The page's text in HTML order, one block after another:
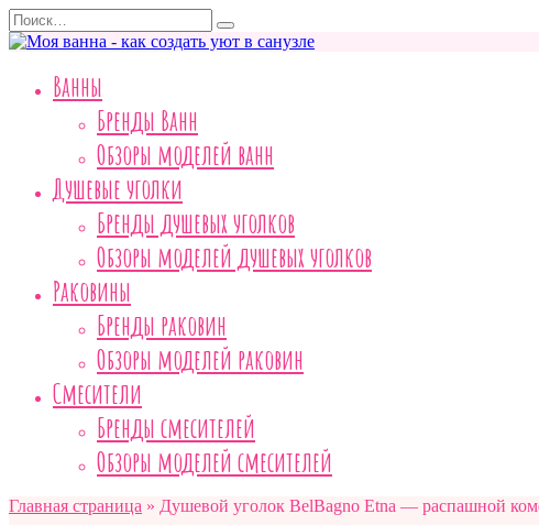
Перейти
к
Search
for:
Ванны
Бренды Ванн
Обзоры моделей ванн
Душевые уголки
Бренды душевых уголков
Обзоры моделей душевых уголков
Раковины
Бренды раковин
Обзоры моделей раковин
Смесители
Бренды смесителей
Обзоры моделей смесителей
Главная страница » Душевой уголок BelBagno Etna — распашной